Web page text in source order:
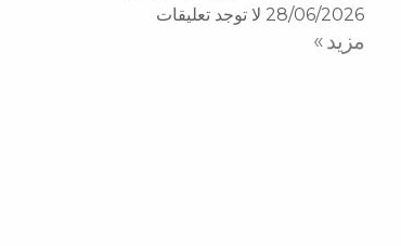
28/06/2026 لا توجد تعليقات
مزید »